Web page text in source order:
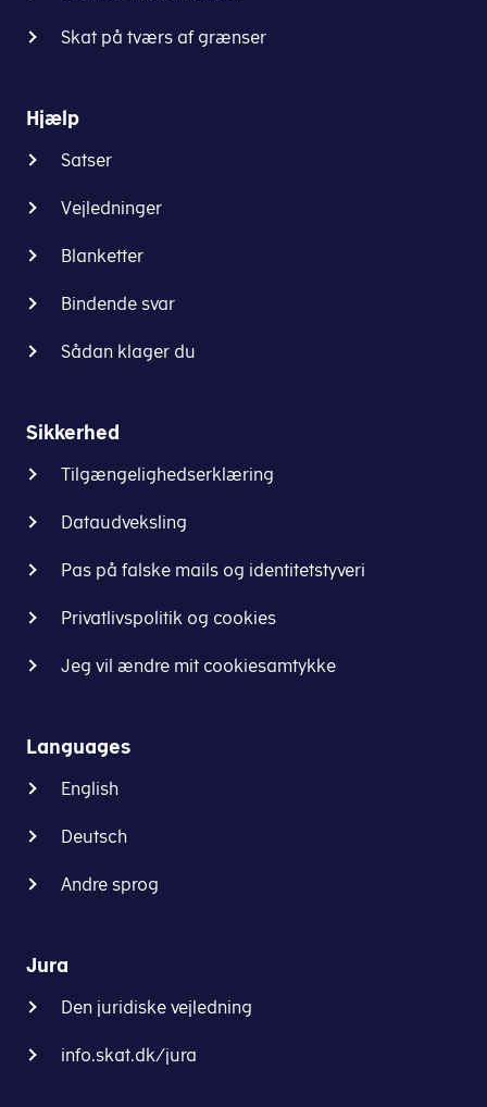
Skat på tværs af grænser
Hjælp
Satser
Vejledninger
Blanketter
Bindende svar
Sådan klager du
Sikkerhed
Tilgængelighedserklæring
Dataudveksling
Pas på falske mails og identitetstyveri
Privatlivspolitik og cookies
Jeg vil ændre mit cookiesamtykke
Languages
English
Deutsch
Andre sprog
Jura
Den juridiske vejledning
info.skat.dk/jura